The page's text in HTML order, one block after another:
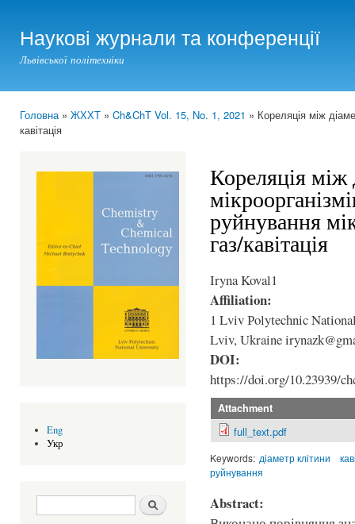
Наукові журнали та конференції
Львівської політехніки
You are here
Головна» ЖХХТ » Ch&ChT Vol. 15, No. 1, 2021 » Кореляція між
кавітація
Eng
Укр
Search form Шукати
Кореляція між
руйнування
газ/кавітація
Iryna Koval1
Affiliation:
1 Lviv Рolytechnic
Lviv, Ukraine
DOI:
https://doi.org/10.23939/
Attachment
full_text.pdf
Keywords: діаметр клітини
руйнування
Abstract: